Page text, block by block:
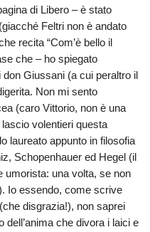
di Libero – è stato
Feltri non è andato
recita “Com’è bello il
che – ho spiegato
don Giussani (a cui peraltro il
Non mi sento
(caro Vittorio, non è una
volentieri questa
laureato appunto in filosofia
Schopenhauer ed Hegel (il
umorista: una volta, se non
Io essendo, come scrive
disgrazia!), non saprei
dell’anima che divora i laici e